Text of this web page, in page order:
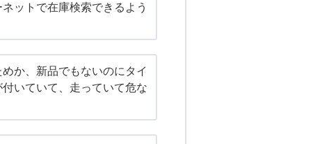
ットで在庫検索できるよう
か、新品でもないのにタイ
いていて、走っていて危な